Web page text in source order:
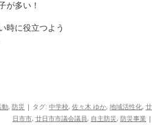
が多い！
時に役立つよう
動, 防災 | タグ: 中学校, 佐々木 ゆか, 地域活性化, 廿
日市市, 廿日市市議会議員, 自主防災 , 防災事業 |